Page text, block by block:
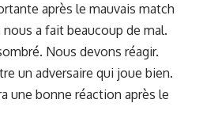
après le mauvais match
a fait beaucoup de mal.
Nous devons réagir.
un adversaire qui joue bien.
une bonne réaction après le